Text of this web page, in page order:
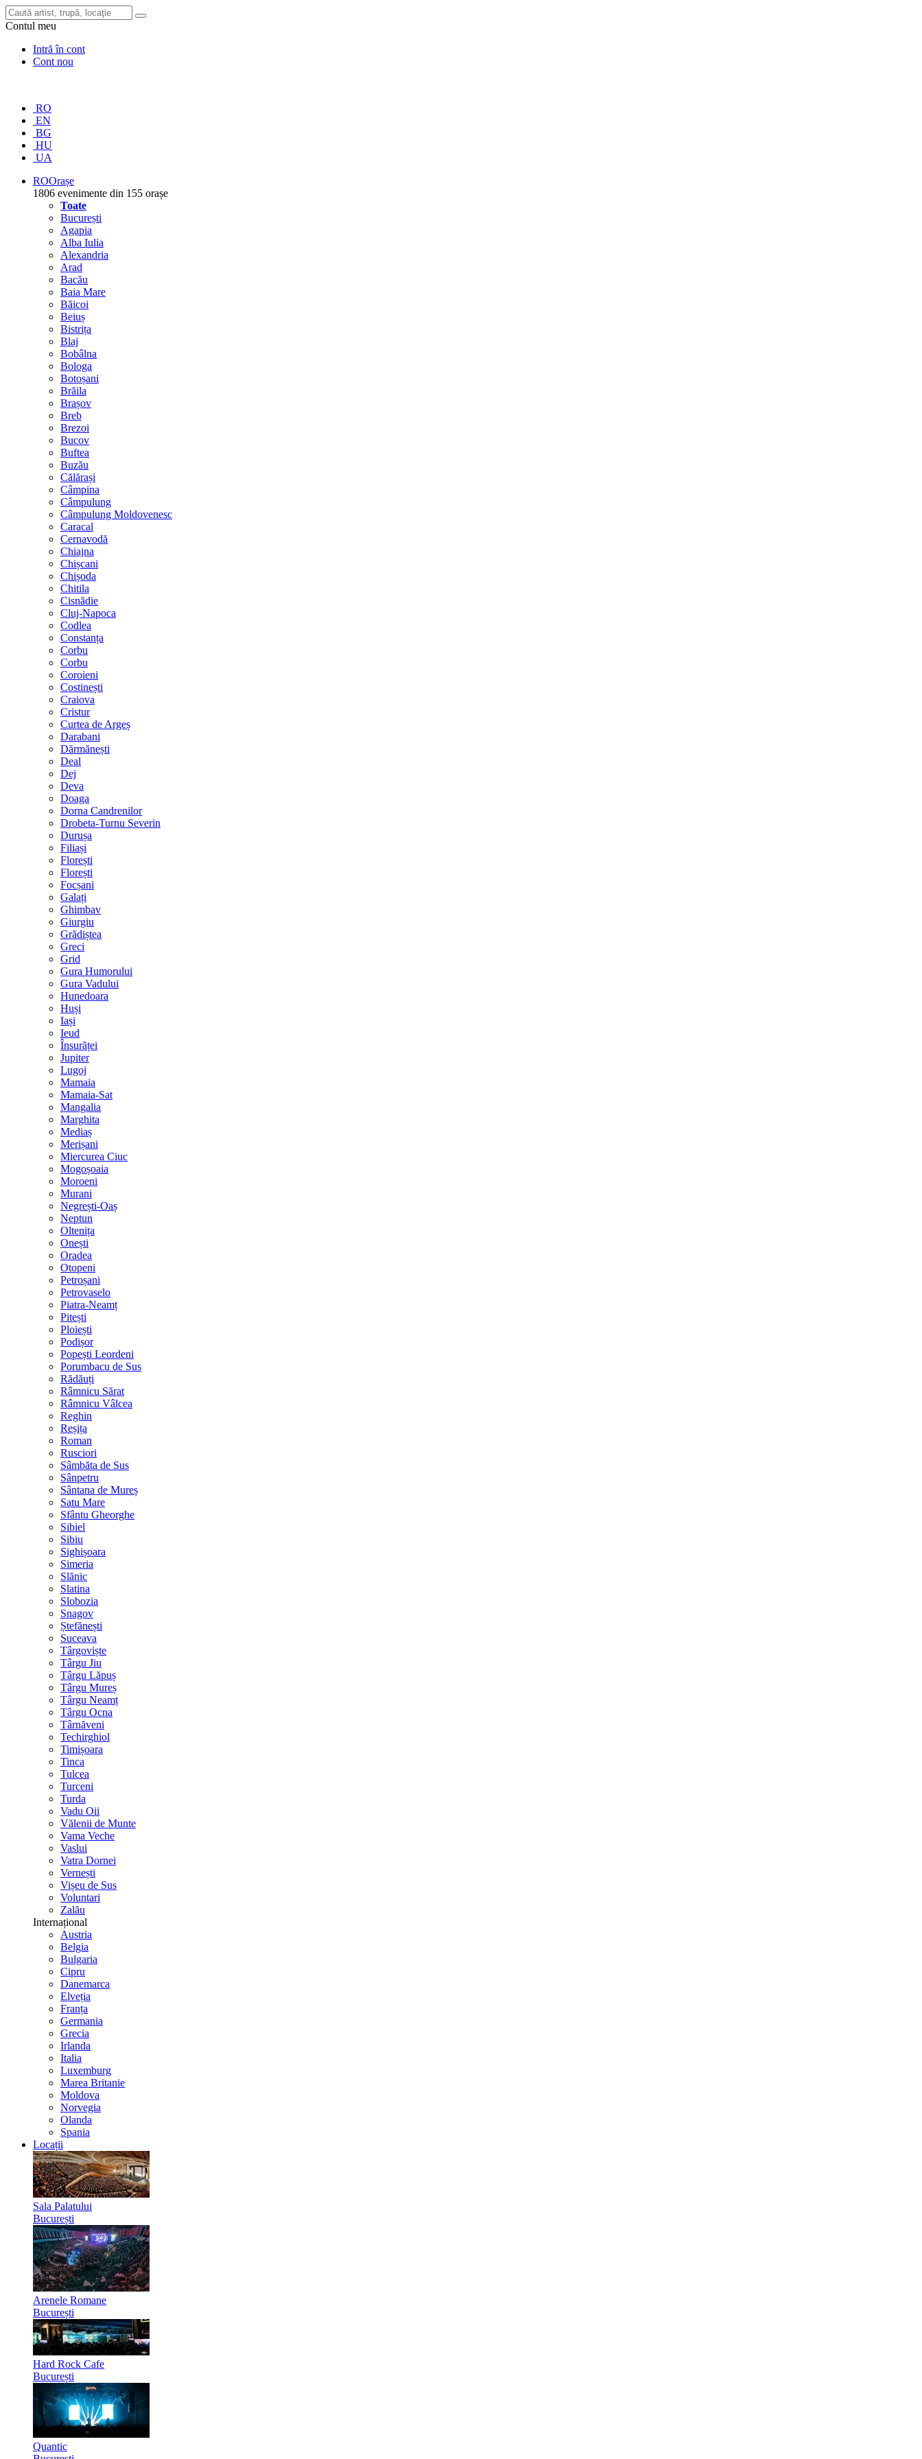
Contul meu
Intră în cont
Cont nou
RO
EN
BG
HU
UA
ROOrașe
1806 evenimente din 155 orașe
Toate
București
Agapia
Alba Iulia
Alexandria
Arad
Bacău
Baia Mare
Băicoi
Beiuș
Bistrița
Blaj
Bobâlna
Bologa
Botoșani
Brăila
Brașov
Breb
Brezoi
Bucov
Buftea
Buzău
Călărași
Câmpina
Câmpulung
Câmpulung Moldovenesc
Caracal
Cernavodă
Chiajna
Chișcani
Chișoda
Chitila
Cisnădie
Cluj-Napoca
Codlea
Constanța
Corbu
Corbu
Coroieni
Costinești
Craiova
Cristur
Curtea de Argeș
Darabani
Dărmănești
Deal
Dej
Deva
Doaga
Dorna Candrenilor
Drobeta-Turnu Severin
Durușa
Filiași
Florești
Florești
Focșani
Galați
Ghimbav
Giurgiu
Grădiștea
Greci
Grid
Gura Humorului
Gura Vadului
Hunedoara
Huși
Iași
Ieud
Însurăței
Jupiter
Lugoj
Mamaia
Mamaia-Sat
Mangalia
Marghita
Mediaș
Merișani
Miercurea Ciuc
Mogoșoaia
Moroeni
Murani
Negrești-Oaș
Neptun
Oltenița
Onești
Oradea
Otopeni
Petroșani
Petrovaselo
Piatra-Neamț
Pitești
Ploiești
Podișor
Popești Leordeni
Porumbacu de Sus
Rădăuți
Râmnicu Sărat
Râmnicu Vâlcea
Reghin
Reșița
Roman
Rusciori
Sâmbăta de Sus
Sânpetru
Sântana de Mureș
Satu Mare
Sfântu Gheorghe
Sibiel
Sibiu
Sighișoara
Simeria
Slănic
Slatina
Slobozia
Snagov
Ștefănești
Suceava
Târgoviște
Târgu Jiu
Târgu Lăpuș
Târgu Mureș
Târgu Neamț
Târgu Ocna
Târnăveni
Techirghiol
Timișoara
Tinca
Tulcea
Turceni
Turda
Vadu Oii
Vălenii de Munte
Vama Veche
Vaslui
Vatra Dornei
Vernești
Vișeu de Sus
Voluntari
Zalău
Internațional
Austria
Belgia
Bulgaria
Cipru
Danemarca
Elveția
Franța
Germania
Grecia
Irlanda
Italia
Luxemburg
Marea Britanie
Moldova
Norvegia
Olanda
Spania
Locații
Sala Palatului
București
Arenele Romane
București
Hard Rock Cafe
București
Quantic